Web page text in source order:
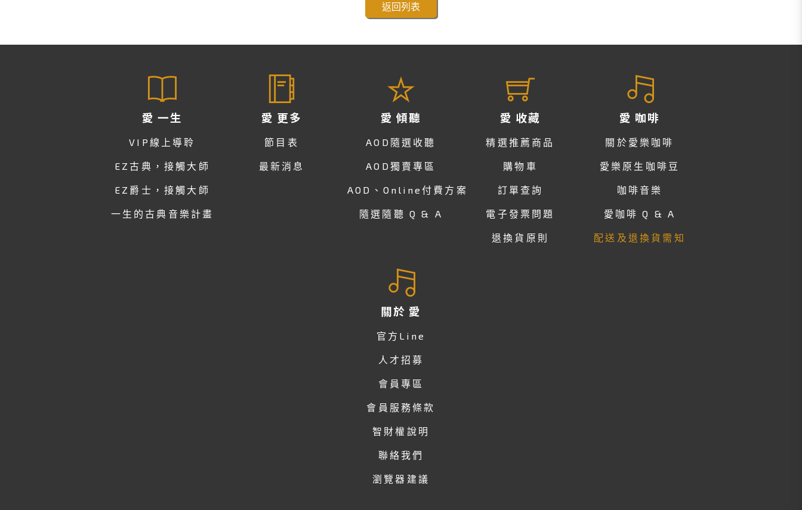
返回列表
愛 一生
VIP線上導聆
EZ古典，接觸大師
EZ爵士，接觸大師
一生的古典音樂計畫
愛 更多
節目表
最新消息
愛 傾聽
AOD隨選收聽
AOD獨賣專區
AOD、Online付費方案
隨選隨聽 Q & A
愛 收藏
精選推薦商品
購物車
訂單查詢
電子發票問題
退換貨原則
愛 咖啡
關於愛樂咖啡
愛樂原生咖啡豆
咖啡音樂
愛咖啡 Q & A
配送及退換貨需知
關於 愛
官方Line
人才招募
會員專區
會員服務條款
智財權說明
聯絡我們
瀏覽器建議